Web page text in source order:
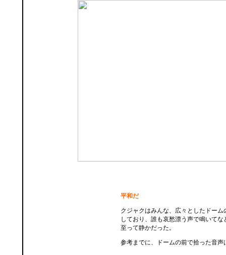
平和だ
クジャクはみんな、広々としたドーム
しており、誰も哀愁漂う声で鳴いてな
至って静かだった。
参考までに、ドームの前で拾った音声